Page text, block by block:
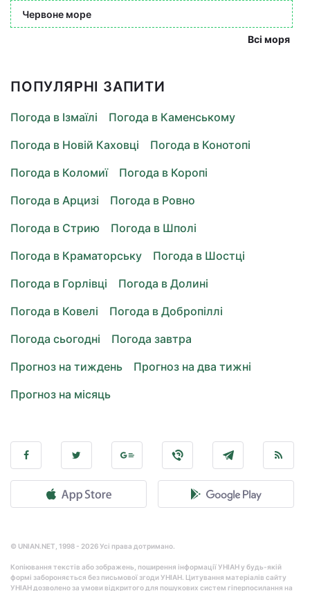
Червоне море
Всі моря
ПОПУЛЯРНІ ЗАПИТИ
Погода в Ізмаїлі
Погода в Каменському
Погода в Новій Каховці
Погода в Конотопі
Погода в Коломиї
Погода в Коропі
Погода в Арцизі
Погода в Ровно
Погода в Стрию
Погода в Шполі
Погода в Краматорську
Погода в Шостці
Погода в Горлівці
Погода в Долині
Погода в Ковелі
Погода в Добропіллі
Погода сьогодні
Погода завтра
Прогноз на тиждень
Прогноз на два тижні
Прогноз на місяць
© UNIAN.NET, 1998 - 2026 Усі права дотримано.
Копіювання текстів або зображень, поширення інформації УНІАН у будь-якій
формі забороняється без письмової згоди УНІАН. Цитування матеріалів сайту
УНІАН дозволено за умови відкритого для пошукових систем гіперпосилання на